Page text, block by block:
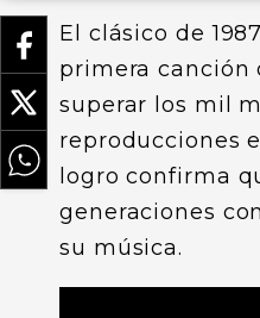
El clásico de
primera canción
superar los mil
reproducciones
logro confirma
generaciones
su música.